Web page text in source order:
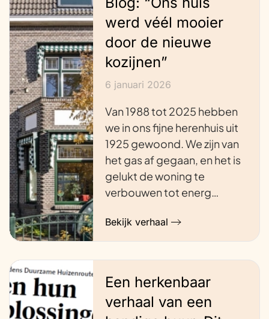
werd véél mooier
door de nieuwe
kozijnen”
6 januari 2026
Van 1988 tot 2025 hebben
we in ons fijne herenhuis uit
1925 gewoond. We zijn van
het gas af gegaan, en het is
gelukt de woning te
verbouwen tot energ…
Bekijk verhaal
Een herkenbaar
verhaal van een